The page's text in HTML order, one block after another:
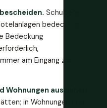
Schultern
bedeckt; in
Bedeckung
am Eingang zur
Wohnungen ausziehen.
in Wohnungen und